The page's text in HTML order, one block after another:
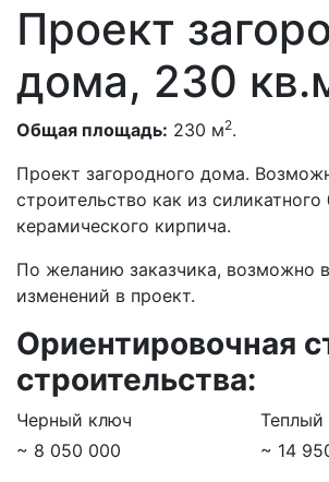
Проект
дома, 230
Общая площадь: 230 м2.
Проект загородного дома.
строительство как из силикатного
керамического кирпича.
По желанию заказчика, возможно
изменений в проект.
Ориентировочная
строительства:
Черный ключ
~ 8 050 000
Теплый
~ 14